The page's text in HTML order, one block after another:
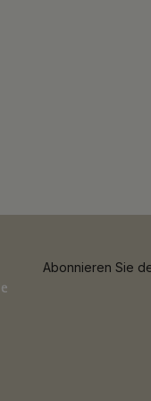
Abonnieren Sie